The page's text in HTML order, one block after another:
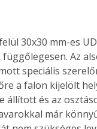
Az
speciális
a falon kijelölt
állított és az
már